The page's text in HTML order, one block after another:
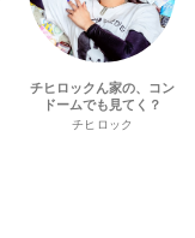
チヒロックん家の、コン
ドームでも見てく？
チヒロック